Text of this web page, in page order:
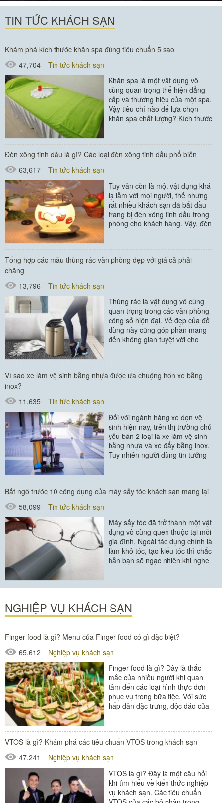
TIN TỨC KHÁCH SẠN
Khám phá kích thước khăn spa đúng tiêu chuẩn 5 sao
47,704
Tin tức khách sạn
Khăn spa là một vật dụng vô
cùng quan trọng thể hiện đẳng
cấp và thương hiệu của một spa.
Vậy tiêu chí nào để lựa chọn
khăn spa chất lượng? Kích thước
#áo choàng tắm
#khăn khách sạn
Đèn xông tinh dầu là gì? Các loại đèn xông tinh dầu phổ biến
63,617
Tin tức khách sạn
Tuy vẫn còn là một vật dụng khá
lạ lẫm với mọi người, thế nhưng
rất nhiều khách sạn đã bắt đầu
trang bị đèn xông tinh dầu trong
phòng cho khách hàng. Vậy, đèn
#thiết bị buồng phòng
Tổng hợp các mẫu thùng rác văn phòng đẹp với giá cả phải
chăng
13,796
Tin tức khách sạn
Thùng rác là vật dụng vô cùng
quan trọng trong các văn phòng
công sở hiện đại. Vẻ đẹp của đồ
dùng này cũng góp phần mang
đến không gian tuyệt vời cho
#thùng rác
#thùng rác inox
#thùng rác văn phòng
Vì sao xe làm vệ sinh bằng nhựa được ưa chuộng hơn xe bằng
inox?
11,635
Tin tức khách sạn
Đối với ngành hàng xe dọn vệ
sinh hiện nay, trên thị trường chủ
yếu bán 2 loại là xe làm vệ sinh
bằng nhựa và xe đẩy bằng inox.
Tuy nhiên người dùng tin tưởng
#xe dọn vệ sinh
Bất ngờ trước 10 công dụng của máy sấy tóc khách sạn mang lại
58,099
Tin tức khách sạn
Máy sấy tóc đã trở thành một vật
dụng vô cùng quen thuộc tại mỗi
gia đình. Ngoài tác dụng chính là
làm khô tóc, tạo kiểu tóc thì chắc
hẳn bạn sẽ ngạc nhiên khi nghe
#đồ dùng phòng tắm
#máy sấy tay
#máy sấy tóc
#máy sấy tóc khách sạn
NGHIỆP VỤ KHÁCH SẠN
Finger food là gì? Menu của Finger food có gì đặc biệt?
65,612
Nghiệp vụ khách sạn
Finger food là gì? Đây là thắc
mắc của nhiều người khi quan
tâm đến các loại hình thực đơn
phục vụ trong bữa tiệc. Với sức
hấp dẫn đặc trưng, độc đáo của
#đồ amenities khách sạn
#thiết bị nhà hàng - bếp
VTOS là gì? Khám phá các tiêu chuẩn VTOS trong khách sạn
47,241
Nghiệp vụ khách sạn
VTOS là gì? Đây là một câu hỏi
khi tìm hiểu về kiến thức nghiệp
vụ khách sạn. Các tiêu chuẩn